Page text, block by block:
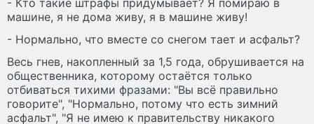
- Кто такие штрафы придумывает? Я помираю в
машине, я не дома живу, я в машине живу!
- Нормально, что вместе со снегом тает и асфальт?
Весь гнев, накопленный за 1,5 года, обрушивается на
общественника, которому остаётся только
отбиваться тихими фразами: "Вы всё правильно
говорите", "Нормально, потому что есть зимний
асфальт", "Я не имею к правительству никакого